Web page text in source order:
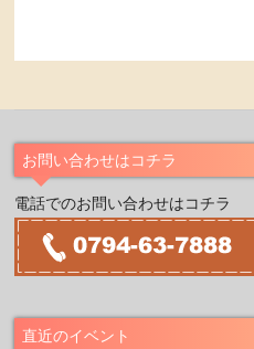
お問い合わせはコチラ
電話でのお問い合わせはコチラ
直近のイベント